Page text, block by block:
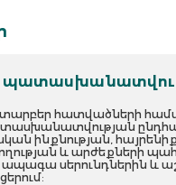
տարբեր հատվածների
ինքնության,
և արժեքների
ապագա սերունդներին և